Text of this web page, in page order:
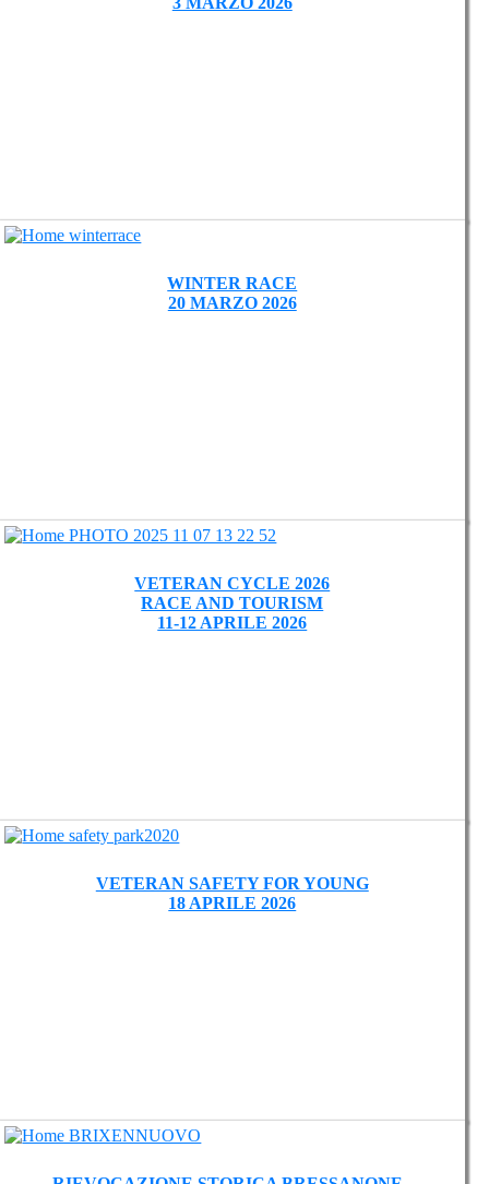
WINTER RACE
20 MARZO 2026
VETERAN CYCLE 2026
RACE AND TOURISM
11-12 APRILE 2026
VETERAN SAFETY FOR YOUNG
18 APRILE 2026